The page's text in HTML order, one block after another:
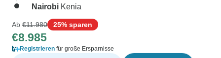
Nairobi Kenia
Ab €11.980 25% sparen
€8.985
Registrieren für große Ersparnisse